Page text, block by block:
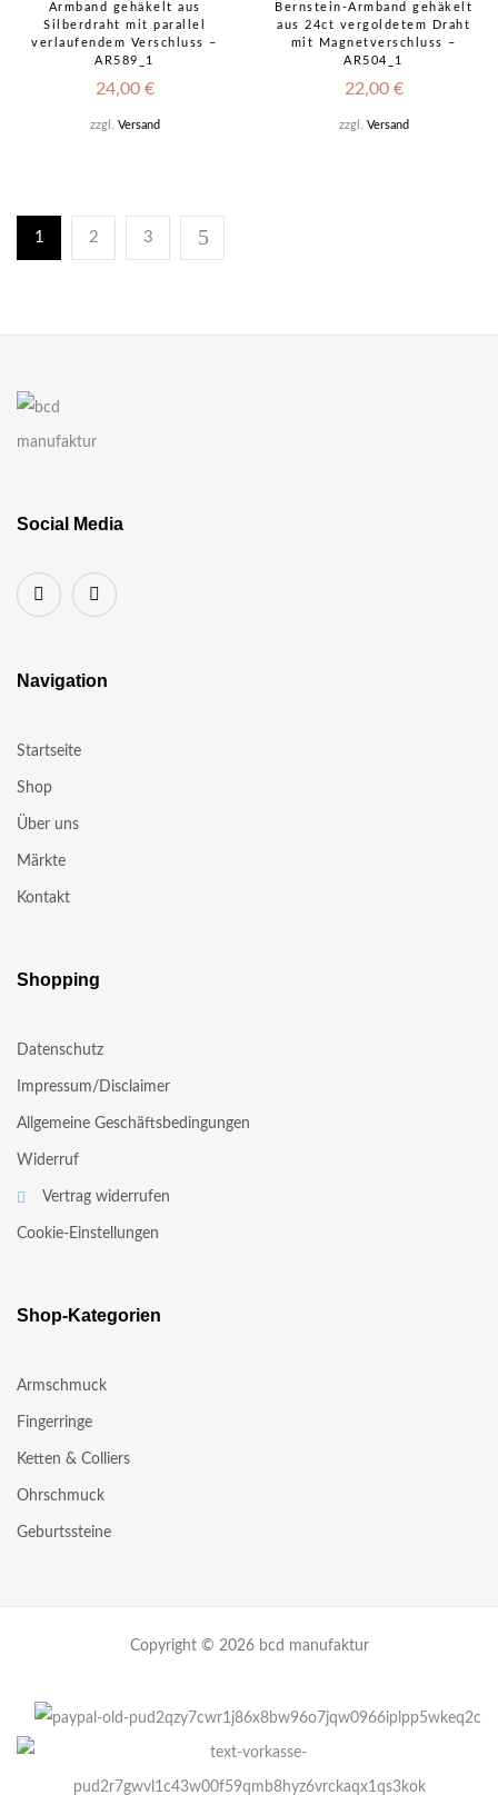
Armband gehäkelt aus
Silberdraht mit parallel
verlaufendem Verschluss –
AR589_1
24,00 €
zzgl. Versand
Bernstein-Armband gehäkelt
aus 24ct vergoldetem Draht
mit Magnetverschluss –
AR504_1
22,00 €
zzgl. Versand
1 2 3
Social Media
Navigation
Startseite
Shop
Über uns
Märkte
Kontakt
Shopping
Datenschutz
Impressum/Disclaimer
Allgemeine Geschäftsbedingungen
Widerruf
Vertrag widerrufen
Cookie-Einstellungen
Shop-Kategorien
Armschmuck
Fingerringe
Ketten & Colliers
Ohrschmuck
Geburtssteine
Copyright © 2026 bcd manufaktur